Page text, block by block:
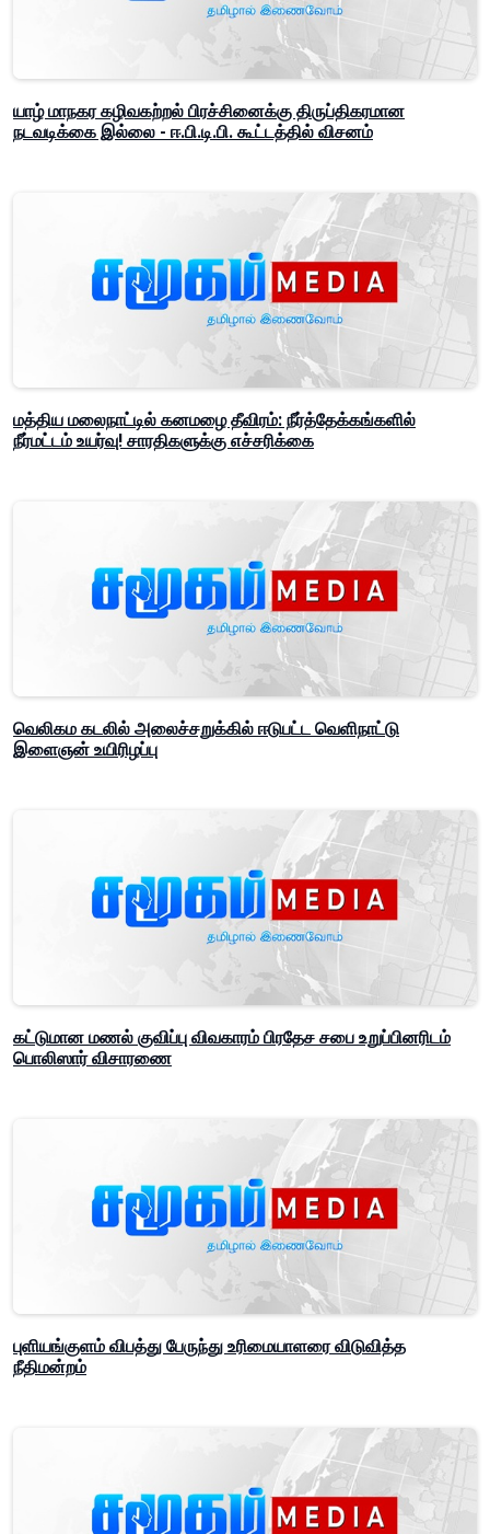
யாழ் மாநகர கழிவகற்றல் பிரச்சினைக்கு திருப்திகரமான
நடவடிக்கை இல்லை - ஈ.பி.டி.பி. கூட்டத்தில் விசனம்
மத்திய மலைநாட்டில் கனமழை தீவிரம்: நீர்த்தேக்கங்களில்
நீர்மட்டம் உயர்வு! சாரதிகளுக்கு எச்சரிக்கை
வெலிகம கடலில் அலைச்சறுக்கில் ஈடுபட்ட வெளிநாட்டு
இளைஞன் உயிரிழப்பு
கட்டுமான மணல் குவிப்பு விவகாரம் பிரதேச சபை உறுப்பினரிடம்
பொலிஸார் விசாரணை
புளியங்குளம் விபத்து பேருந்து உரிமையாளரை விடுவித்த
நீதிமன்றம்